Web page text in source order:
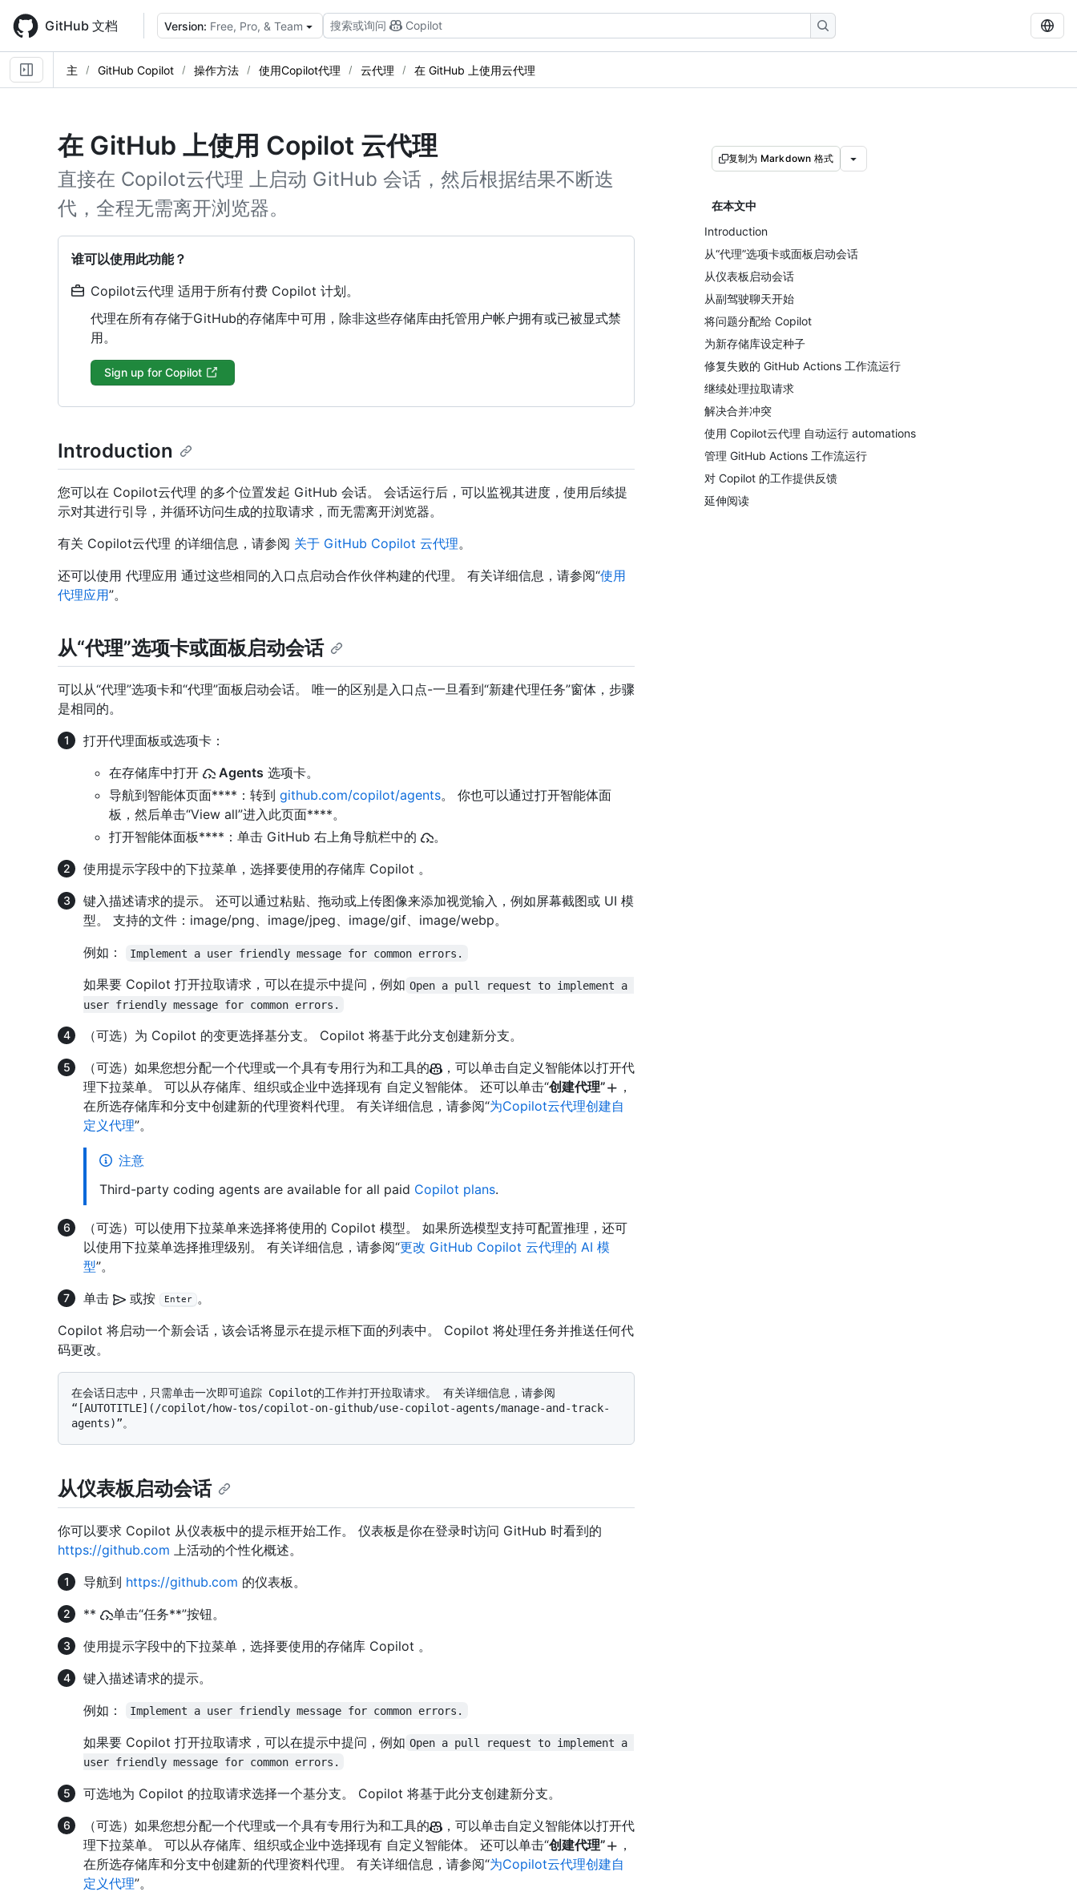
main
content
GitHub 文档 Version: Free, Pro, & Team 搜索或询问 Copilot
主 GitHub Copilot 操作方法 使用Copilot代理 云代理 在 GitHub 上使用云代理
在 GitHub 上使用 Copilot 云代理
直接在 Copilot云代理 上启动 GitHub 会话，然后根据结果不断迭
代，全程无需离开浏览器。
谁可以使用此功能？
Copilot云代理 适用于所有付费 Copilot 计划。
代理在所有存储于GitHub的存储库中可用，除非这些存储库由托管用户帐户拥有或已被显式禁
用。
Sign up for Copilot
复制为 Markdown 格式
在本文中
Introduction
从“代理”选项卡或面板启动会话
从仪表板启动会话
从副驾驶聊天开始
将问题分配给 Copilot
为新存储库设定种子
修复失败的 GitHub Actions 工作流运行
继续处理拉取请求
解决合并冲突
使用 Copilot云代理 自动运行 automations
管理 GitHub Actions 工作流运行
对 Copilot 的工作提供反馈
延伸阅读
Introduction
您可以在 Copilot云代理 的多个位置发起 GitHub 会话。 会话运行后，可以监视其进度，使用后续提
示对其进行引导，并循环访问生成的拉取请求，而无需离开浏览器。
有关 Copilot云代理 的详细信息，请参阅 关于 GitHub Copilot 云代理。
还可以使用 代理应用 通过这些相同的入口点启动合作伙伴构建的代理。 有关详细信息，请参阅“使用
代理应用”。
从“代理”选项卡或面板启动会话
可以从“代理”选项卡和“代理”面板启动会话。 唯一的区别是入口点-一旦看到“新建代理任务”窗体，步骤
是相同的。
打开代理面板或选项卡：
在存储库中打开
Agents 选项卡。
导航到智能体页面****：转到 github.com/copilot/agents。 你也可以通过打开智能体面
板，然后单击“View all”进入此页面****。
打开智能体面板****：单击 GitHub 右上角导航栏中的
。
使用提示字段中的下拉菜单，选择要使用的存储库 Copilot 。
键入描述请求的提示。 还可以通过粘贴、拖动或上传图像来添加视觉输入，例如屏幕截图或 UI 模
型。 支持的文件：image/png、image/jpeg、image/gif、image/webp。
例如：
Implement a user friendly message for common errors.
如果要 Copilot 打开拉取请求，可以在提示中提问，例如 Open a pull request to implement a
user friendly message for common errors.
（可选）为 Copilot 的变更选择基分支。 Copilot 将基于此分支创建新分支。
（可选）如果您想分配一个代理或一个具有专用行为和工具的
，可以单击自定义智能体以打开代
理下拉菜单。 可以从存储库、组织或企业中选择现有 自定义智能体。 还可以单击“创建代理”
，
在所选存储库和分支中创建新的代理资料代理。 有关详细信息，请参阅“为Copilot云代理创建自
定义代理”。
注意
Third-party coding agents are available for all paid Copilot plans.
（可选）可以使用下拉菜单来选择将使用的 Copilot 模型。 如果所选模型支持可配置推理，还可
以使用下拉菜单选择推理级别。 有关详细信息，请参阅“更改 GitHub Copilot 云代理的 AI 模
型”。
单击
或按 Enter 。
Copilot 将启动一个新会话，该会话将显示在提示框下面的列表中。 Copilot 将处理任务并推送任何代
码更改。
在会话日志中，只需单击一次即可追踪 Copilot的工作并打开拉取请求。 有关详细信息，请参阅
“[AUTOTITLE](/copilot/how-tos/copilot-on-github/use-copilot-agents/manage-and-track-
从仪表板启动会话
你可以要求 Copilot 从仪表板中的提示框开始工作。 仪表板是你在登录时访问 GitHub 时看到的
https://github.com 上活动的个性化概述。
导航到 https://github.com 的仪表板。
**
单击“任务**”按钮。
使用提示字段中的下拉菜单，选择要使用的存储库 Copilot 。
键入描述请求的提示。
例如：
Implement a user friendly message for common errors.
如果要 Copilot 打开拉取请求，可以在提示中提问，例如 Open a pull request to implement a
user friendly message for common errors.
可选地为 Copilot 的拉取请求选择一个基分支。 Copilot 将基于此分支创建新分支。
（可选）如果您想分配一个代理或一个具有专用行为和工具的
，可以单击自定义智能体以打开代
理下拉菜单。 可以从存储库、组织或企业中选择现有 自定义智能体。 还可以单击“创建代理”
，
在所选存储库和分支中创建新的代理资料代理。 有关详细信息，请参阅“为Copilot云代理创建自
定义代理”。